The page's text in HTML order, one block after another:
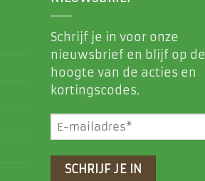
Schrijf je in voor onze
nieuwsbrief en blijf op de
hoogte van de acties en
kortingscodes.
E-
mailadres
(Vereist)